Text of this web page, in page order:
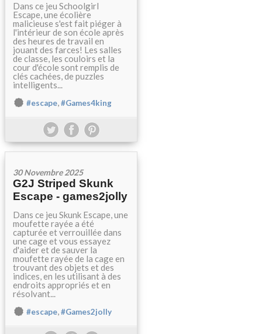
Dans ce jeu Schoolgirl
Escape, une écolière
malicieuse s'est fait piéger à
l'intérieur de son école après
des heures de travail en
jouant des farces! Les salles
de classe, les couloirs et la
cour d'école sont remplis de
clés cachées, de puzzles
intelligents...
#escape,#Games4king
30 Novembre 2025
G2J Striped Skunk
Escape - games2jolly
Dans ce jeu Skunk Escape, une
moufette rayée a été
capturée et verrouillée dans
une cage et vous essayez
d'aider et de sauver la
moufette rayée de la cage en
trouvant des objets et des
indices, en les utilisant à des
endroits appropriés et en
résolvant...
#escape,#Games2jolly